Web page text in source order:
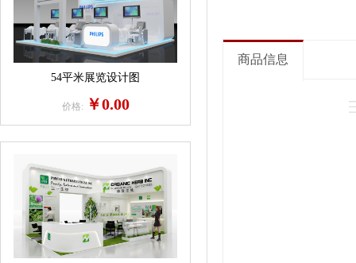
商品信息
54平米展览设计图
价格: ￥0.00